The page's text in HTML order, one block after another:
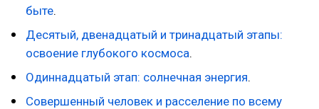
быте.
Десятый, двенадцатый и тринадцатый этапы:
освоение глубокого космоса.
Одиннадцатый этап: солнечная энергия.
Совершенный человек и расселение по всему